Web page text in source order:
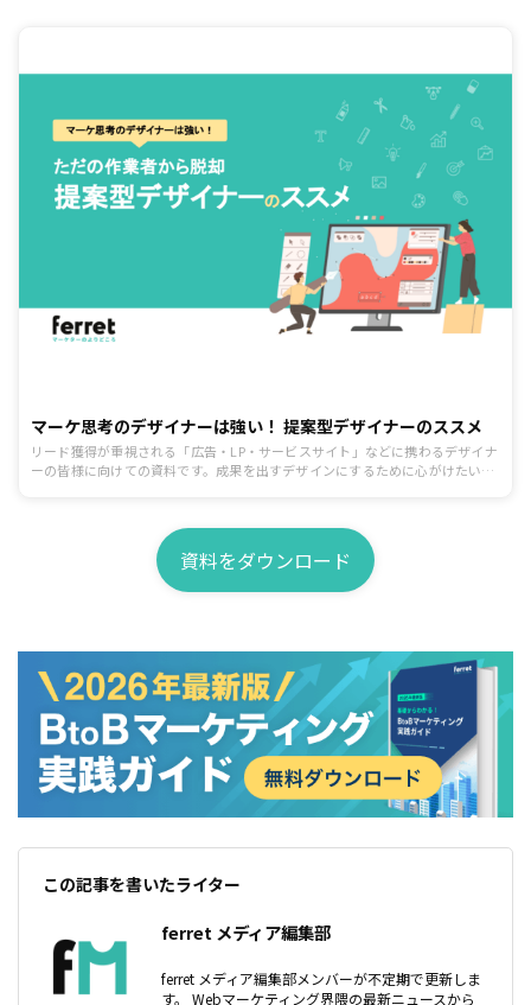
マーケ思考のデザイナーは強い！ 提案型デザイナーのススメ
リード獲得が重視される「広告・LP・サービスサイト」などに携わるデザイナ
ーの皆様に向けての資料です。成果を出すデザインにするために心がけたいポ
資料をダウンロード
この記事を書いたライター
ferret メディア編集部
ferret メディア編集部メンバーが不定期で更新しま
す。 Webマーケティング界隈の最新ニュースから